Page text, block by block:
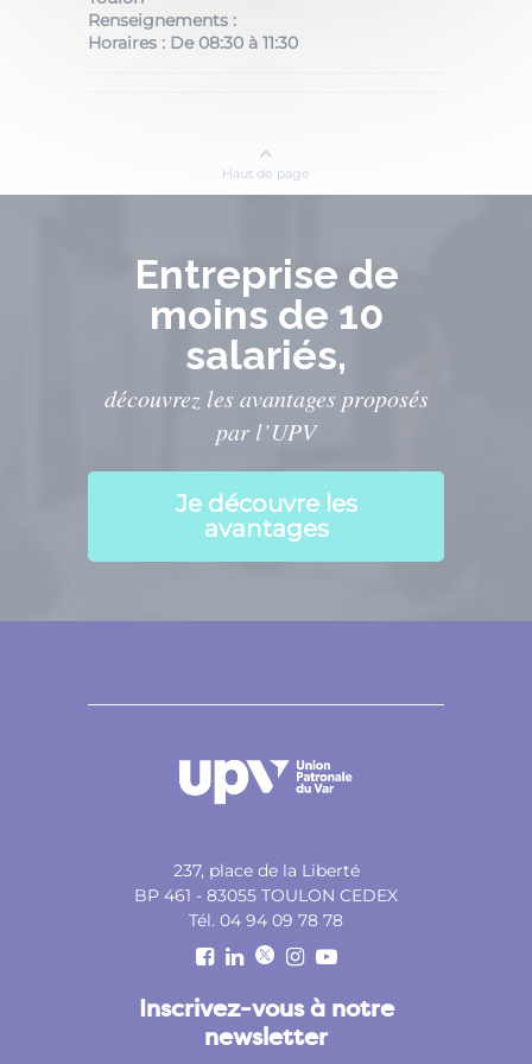
Renseignements :
Horaires : De 08:30 à 11:30
Haut de page
Entreprise de
moins de 10
salariés,
découvrez les avantages proposés
par l’UPV
Je découvre les
avantages
237, place de la Liberté
BP 461 - 83055 TOULON CEDEX
Tél. 04 94 09 78 78
Inscrivez-vous à notre
newsletter